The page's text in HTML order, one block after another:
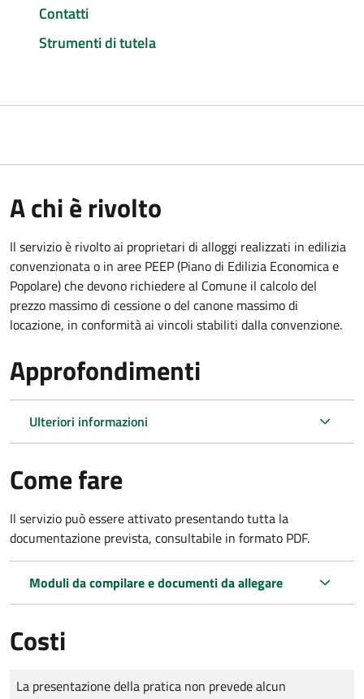
Contatti
Strumenti di tutela
A chi è rivolto
Il servizio è rivolto ai proprietari di alloggi realizzati in edilizia
convenzionata o in aree PEEP (Piano di Edilizia Economica e
Popolare) che devono richiedere al Comune il calcolo del
prezzo massimo di cessione o del canone massimo di
locazione, in conformità ai vincoli stabiliti dalla convenzione.
Approfondimenti
Ulteriori informazioni
Come fare
Il servizio può essere attivato presentando tutta la
documentazione prevista, consultabile in formato PDF.
Moduli da compilare e documenti da allegare
Costi
Tipo di pagamento
Importo
La presentazione della pratica non prevede alcun